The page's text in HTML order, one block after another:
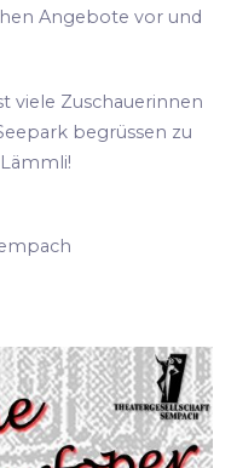
Angebote vor und
viele Zuschauerinnen
begrüssen zu